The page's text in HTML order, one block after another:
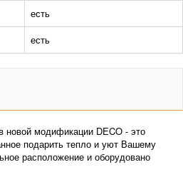
есть
есть
новой модификации DECO - это
подарить тепло и уют Вашему
расположение и оборудовано